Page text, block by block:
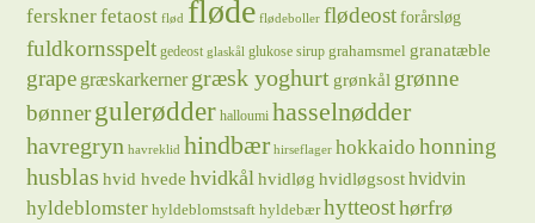
fersknerfetaost flød fløde flødeboller flødeost forårsløg
fuldkornsspelt gedeost glaskål glukose sirup grahamsmel granatæble
grape græskarkernergræsk yoghurt grønkål grønne
bønnergulerødder halloumi hasselnødder
havregryn havreklid hindbær hirseflager hokkaido honning
husblas hvid hvede hvidkålhvidløg hvidløgsost hvidvin
hyldeblomster hyldeblomstsaft hyldebær hytteosthørfrø